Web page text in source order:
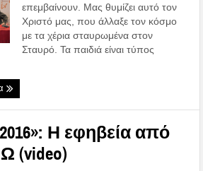
επεμβαίνουν. Μας θυμίζει αυτό τον
Χριστό μας, που άλλαξε τον κόσμο
με τα χέρια σταυρωμένα στον
Σταυρό. Τα παιδιά είναι τύπος
Η εφηβεία από
(video)